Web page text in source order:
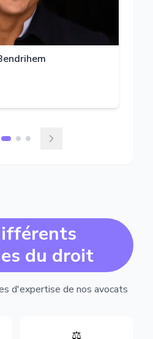
du droit
d'expertise de nos avocats
⚖️
Expertise en matière pénale,